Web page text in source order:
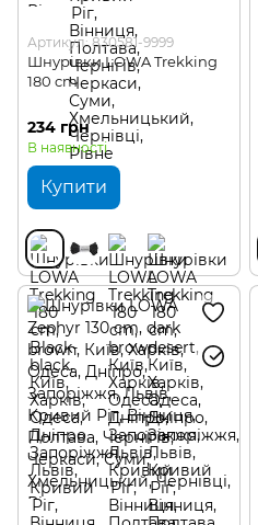
Артикул: 830581-9999
Шнурівки LOWA Trekking
180 cm
234 грн
В наявності
Купити